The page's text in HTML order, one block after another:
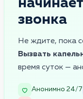
звонка
Не ждите, пока
Вызвать
время суток —
Анонимно 24/7